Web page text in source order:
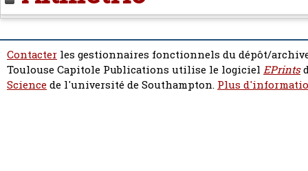
Contacter les gestionnaires fonctionnels du dépôt/
Toulouse Capitole Publications utilise le logiciel EPrints
Sciencede l'université de Southampton. Plus